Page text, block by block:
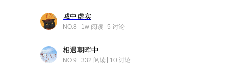
城中虚实
NO.8 1w 阅读 5 讨论
相遇朝晖中
NO.9 332 阅读 10 讨论